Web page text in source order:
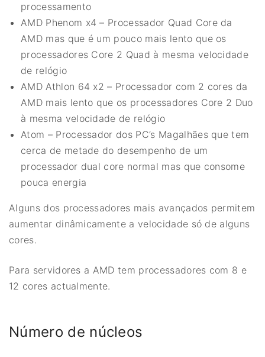
processamento
AMD Phenom x4 – Processador Quad Core da
AMD mas que é um pouco mais lento que os
processadores Core 2 Quad à mesma velocidade
de relógio
AMD Athlon 64 x2 – Processador com 2 cores da
AMD mais lento que os processadores Core 2 Duo
à mesma velocidade de relógio
Atom – Processador dos PC’s Magalhães que tem
cerca de metade do desempenho de um
processador dual core normal mas que consome
pouca energia
Alguns dos processadores mais avançados permitem
aumentar dinâmicamente a velocidade só de alguns
cores.
Para servidores a AMD tem processadores com 8 e
12 cores actualmente.
Número de núcleos